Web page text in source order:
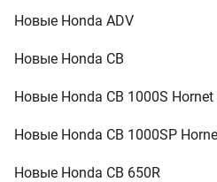
Новые Honda ADV
Новые Honda CB
Новые Honda CB 1000S Hornet
Новые Honda CB 1000SP
Новые Honda CB 650R